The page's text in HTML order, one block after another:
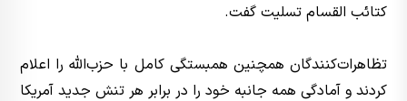
کتائب القسام تسلیت گفت.
تظاهرات‌کنندگان همچنین همبستگی کامل با حزب‌الله را اعلام
کردند و آمادگی همه جانبه خود را در برابر هر تنش جدید آمریکا